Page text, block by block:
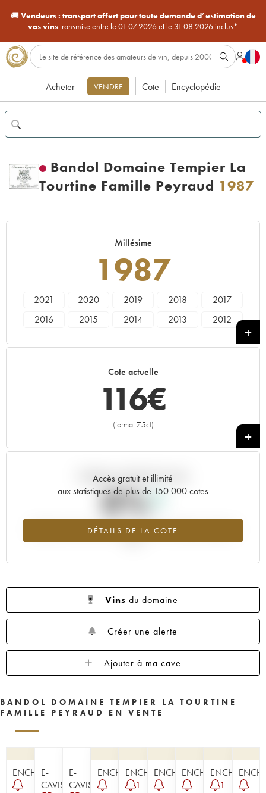
🚚Vendeurs : transport offert pour toute demande d’estimation de
vos vinstransmise entre le 01.07.2026 et le 31.08.2026 inclus*
Acheter VENDRE Cote Encyclopédie
Bandol Domaine Tempier La
Tourtine Famille Peyraud 1987
Millésime
1987
2021 2020 2019 2018
2017
2016
2015 2014 2013
2012
1998
1990
Cote actuelle
116€
(format 75cl)
+
Accès gratuit et illimité
aux statistiques de plus de 150 000 cotes
DÉTAILS DE LA COTE
Tendance actuelle de la cote
0%
Tendance à la hausse du millésime 1987 en 2026 par rapport à
Vins du domaine
Créer une alerte
Ajouter à ma cave
BANDOL DOMAINE TEMPIER LA TOURTINE
FAMILLE PEYRAUD EN VENTE
ENCHÈRE
E-
CAVISTE
E-
CAVISTE
ENCHÈREENCHÈRE
1
ENCHÈREENCHÈREENCHÈRE
1